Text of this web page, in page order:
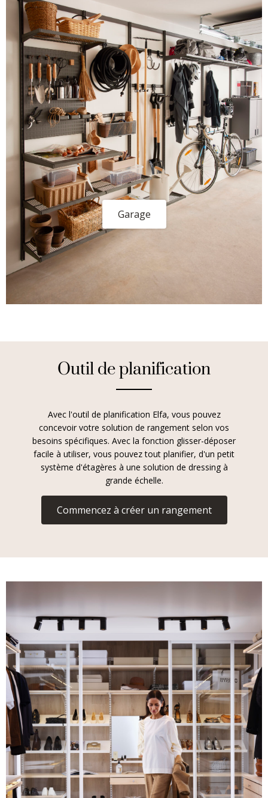
Garage
Outil de planification
Avec l'outil de planification Elfa, vous pouvez
concevoir votre solution de rangement selon vos
besoins spécifiques. Avec la fonction glisser-déposer
facile à utiliser, vous pouvez tout planifier, d'un petit
système d'étagères à une solution de dressing à
grande échelle.
Commencez à créer un rangement